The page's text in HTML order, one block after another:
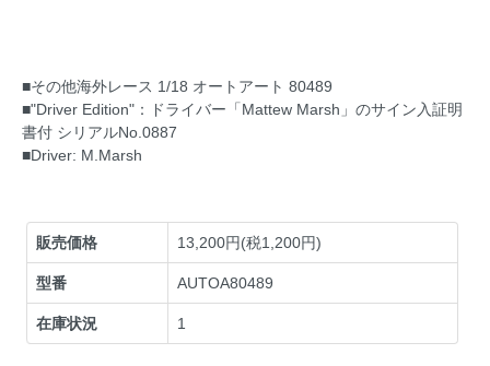
■その他海外レース 1/18 オートアート 80489
■"Driver Edition"：ドライバー「Mattew Marsh」のサイン入証明
書付 シリアルNo.0887
■Driver: M.Marsh
販売価格 13,200円(税1,200円)
型番 AUTOA80489
在庫状況 1